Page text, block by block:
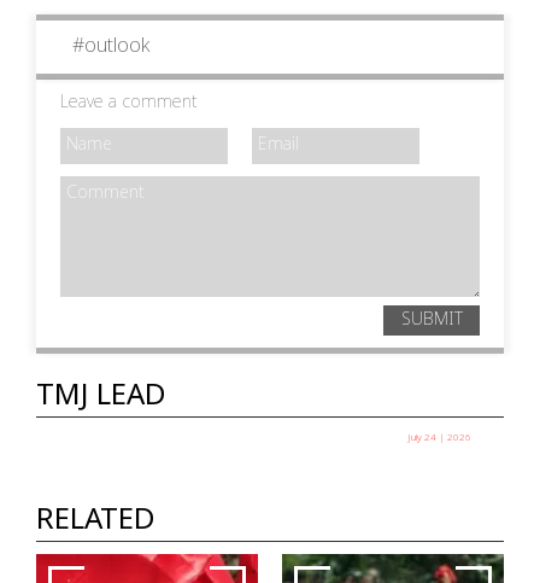
#outlook
Leave a comment
SUBMIT
TMJ LEAD
July 24 | 2026
RELATED